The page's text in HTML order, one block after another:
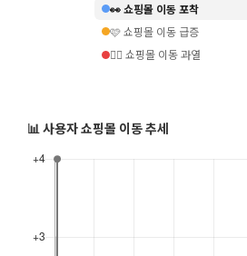
👀 쇼핑몰 이동 포착
🩷 쇼핑몰 이동 급증
❤️‍🔥 쇼핑몰 이동 과열
📊 사용자 쇼핑몰 이동 추세